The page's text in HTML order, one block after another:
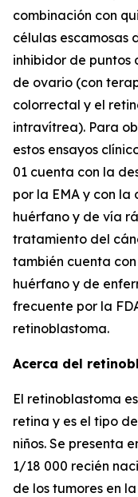
combinación con
células escamosas
inhibidor de puntos
de ovario (con
colorrectal y el
intravítrea). Para
estos ensayos
01 cuenta con la
por la EMA y con
huérfano y de vía
tratamiento del
también cuenta
huérfano y de
frecuente por la
retinoblastoma.
Acerca del
El retinoblastoma
retina y es el tipo
niños. Se presenta
1/18 000 recién
de los tumores en